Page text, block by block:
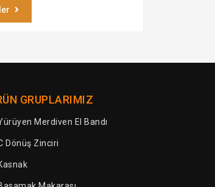
GRUPLARIMIZ
Merdiven El Bandı
Dönüş Zinciri